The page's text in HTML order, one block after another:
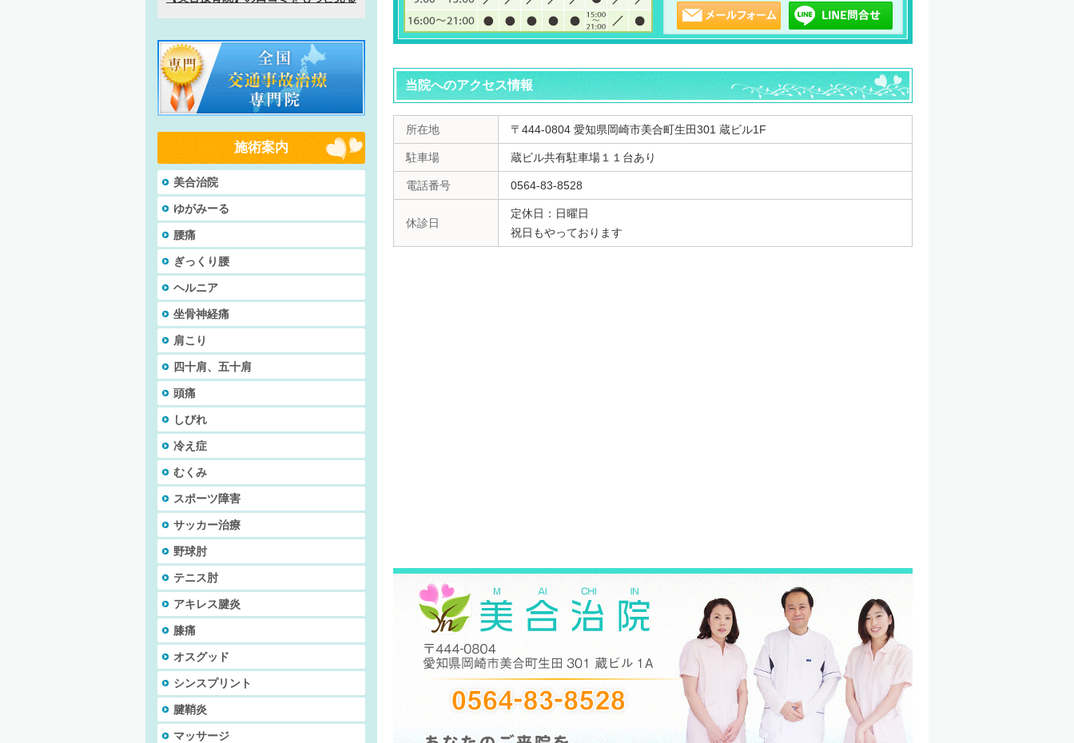
当院へのアクセス情報
所在地 〒444-0804 愛知県岡崎市美合町生田301 蔵ビル1F
駐車場 蔵ビル共有駐車場１１台あり
電話番号 0564-83-8528
休診日
定休日：日曜日
祝日もやっております
施術案内
美合治院
ゆがみーる
腰痛
ぎっくり腰
ヘルニア
坐骨神経痛
肩こり
四十肩、五十肩
頭痛
しびれ
冷え症
むくみ
スポーツ障害
サッカー治療
野球肘
テニス肘
アキレス腱炎
膝痛
オスグッド
シンスプリント
腱鞘炎
マッサージ